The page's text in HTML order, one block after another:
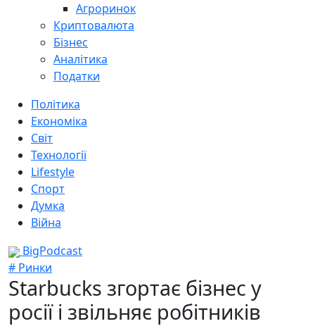
Агроринок
Криптовалюта
Бізнес
Аналітика
Податки
Політика
Економіка
Світ
Технології
Lifestyle
Спорт
Думка
Війна
BigPodcast
# Ринки
Starbucks згортає бізнес у
росії і звільняє робітників